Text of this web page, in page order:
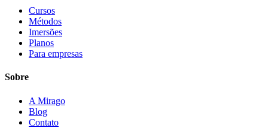
Cursos
Métodos
Imersões
Planos
Para empresas
Sobre
A Mirago
Blog
Contato